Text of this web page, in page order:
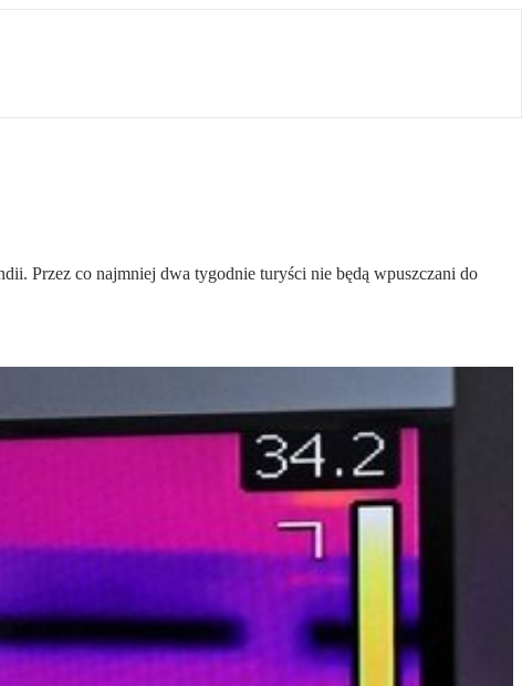
Przez co najmniej dwa tygodnie turyści nie będą wpuszczani do